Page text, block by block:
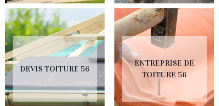
DEVIS TOITURE 56
ENTREPRISE DE
TOITURE 56